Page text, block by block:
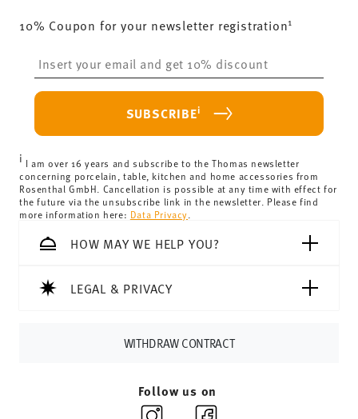
10% Coupon for your newsletter registration1
SUBSCRIBEi
i I am over 16 years and subscribe to the Thomas newsletter
concerning porcelain, table, kitchen and home accessories from
Rosenthal GmbH. Cancellation is possible at any time with effect for
the future via the unsubscribe link in the newsletter. Please find
more information here: Data Privacy.
HOW MAY WE HELP YOU?
LEGAL & PRIVACY
WITHDRAW CONTRACT
Follow us on